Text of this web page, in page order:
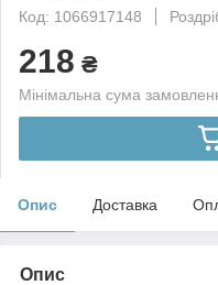
Код: 1066917148
218 ₴
Мінімальна сума
Опис Доставка
Опис